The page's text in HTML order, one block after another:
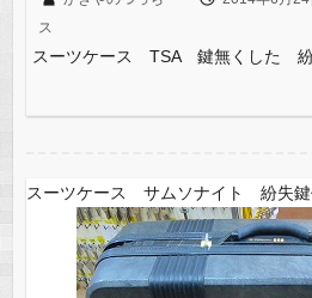
ス
スーツケース TSA 鍵無くした
スーツケース サムソナイト 紛失鍵